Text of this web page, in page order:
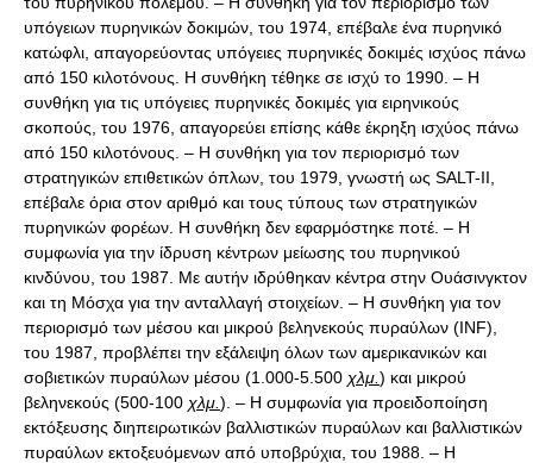
υπόγειων πυρηνικών δοκιμών, του 1974, επέβαλε ένα πυρηνικό
κατώφλι, απαγορεύοντας υπόγειες πυρηνικές δοκιμές ισχύος πάνω
από 150 κιλοτόνους. Η συνθήκη τέθηκε σε ισχύ το 1990. – Η
συνθήκη για τις υπόγειες πυρηνικές δοκιμές για ειρηνικούς
σκοπούς, του 1976, απαγορεύει επίσης κάθε έκρηξη ισχύος πάνω
από 150 κιλοτόνους. – Η συνθήκη για τον περιορισμό των
στρατηγικών επιθετικών όπλων, του 1979, γνωστή ως SALT-II,
επέβαλε όρια στον αριθμό και τους τύπους των στρατηγικών
πυρηνικών φορέων. Η συνθήκη δεν εφαρμόστηκε ποτέ. – Η
συμφωνία για την ίδρυση κέντρων μείωσης του πυρηνικού
κινδύνου, του 1987. Με αυτήν ιδρύθηκαν κέντρα στην Ουάσινγκτον
και τη Μόσχα για την ανταλλαγή στοιχείων. – Η συνθήκη για τον
περιορισμό των μέσου και μικρού βεληνεκούς πυραύλων (INF),
του 1987, προβλέπει την εξάλειψη όλων των αμερικανικών και
σοβιετικών πυραύλων μέσου (1.000-5.500 χλμ. ) και μικρού
βεληνεκούς (500-100 χλμ. ). – Η συμφωνία για προειδοποίηση
εκτόξευσης διηπειρωτικών βαλλιστικών πυραύλων και βαλλιστικών
πυραύλων εκτοξευόμενων από υποβρύχια, του 1988. – Η